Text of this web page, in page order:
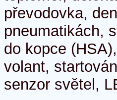
převodovka,
pneumatikách,
do kopce
volant,
senzor světel,